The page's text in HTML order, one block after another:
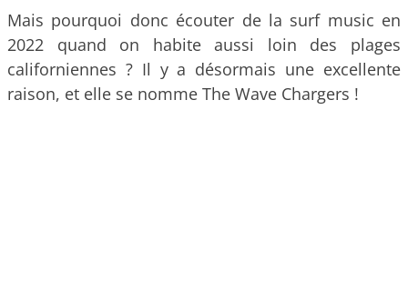
Mais pourquoi donc écouter de la surf music en
2022 quand on habite aussi loin des plages
californiennes ? Il y a désormais une excellente
raison, et elle se nomme The Wave Chargers !